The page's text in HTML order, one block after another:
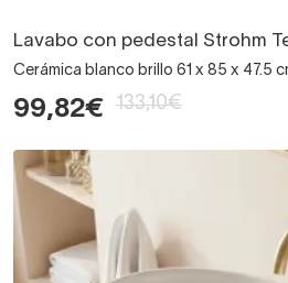
Lavabo con pedestal Strohm
Cerámica blanco brillo 61 x 85 x 47.5
99,82€ 133,10€